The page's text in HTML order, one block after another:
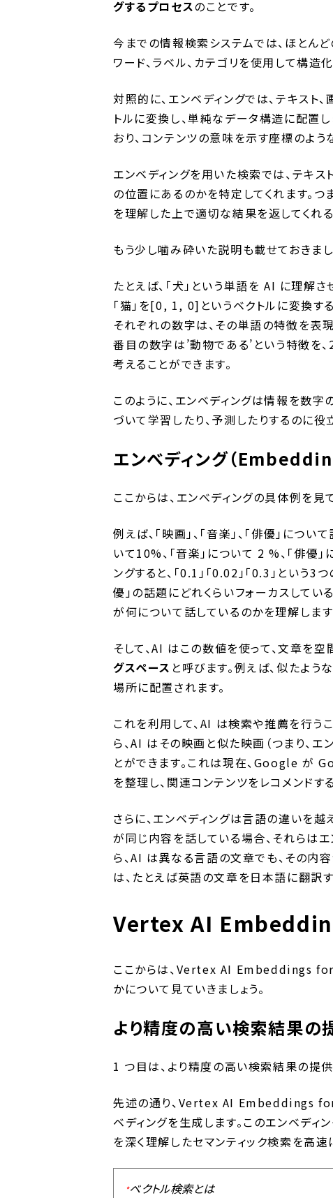
グするプロセスのことです。
今までの情報検索システムでは、ほとん
ワード、ラベル、カテゴリを使用して構
対照的に、エンベディングでは、テキスト
トルに変換し、単純なデータ構造に配置
おり、コンテンツの意味を示す座標のよう
エンベディングを用いた検索では、テキ
の位置にあるのかを特定してくれます。
を理解した上で適切な結果を返してくれる
もう少し噛み砕いた説明も載せておきまし
たとえば、「犬」という単語を AI に理解
「猫」を[0, 1, 0]というベクトルに変換す
それぞれの数字は、その単語の特徴を表現
番目の数字は’動物である’という特徴を
考えることができます。
このように、エンベディングは情報を数
づいて学習したり、予測したりするのに役
エンべディング（
ここからは、エンべディングの具体例を見
例えば、「映画」、「音楽」、「俳優」につ
いて10%、「音楽」について 2 %、「俳優
ングすると、「0.1」「0.02」「0.3」という3
優」の話題にどれくらいフォーカスしてい
が何について話しているのかを理解します
そして、AI はこの数値を使って、文章を空
グスペース と呼びます。例えば、似たよ
場所に配置されます。
これを利用して、AI は検索や推薦を行う
ら、AI はその映画と似た映画（つまり、
とができます。これは現在、Google が
を整理し、関連コンテンツをレコメンドす
さらに、エンベディングは言語の違いを
が同じ内容を話している場合、それらは
ら、AI は異なる言語の文章でも、その内
は、たとえば英語の文章を日本語に翻訳
Vertex AI
ここからは、Vertex AI Embeddings for
かについて見ていきましょう。
より精度の高い検索結果の
1 つ目は、より精度の高い検索結果の提供
先述の通り、Vertex AI Embeddings for
ベディングを生成します。このエンベディ
を深く理解したセマンティック検索を高速
*ベクトル検索とは